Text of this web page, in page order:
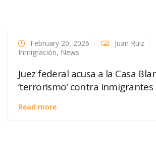
February 20, 2026
Juan Ruiz
Inmigración, News
Juez federal acusa a la Casa
‘terrorismo’ contra inmigrantes
Read more